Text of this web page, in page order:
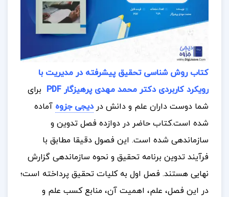
کتاب روش شناسی تحقیق پیشرفته در مدیریت با
رویکرد کاربردی دکتر محمد مهدی پرهیزگار PDF
برای
شما دوست داران علم و دانش دردیجی جزوه آماده
شده است.کتاب حاضر در دوازده فصل تدوین و
سازماندهی شده است. این فصول دقیقا مطابق با
فرآیند تدوین برنامه تحقیق و نحوه سازماندهی گزارش
نهایی هستند. فصل اول به کلیات تحقیق پرداخته است؛
در این فصل، علم، اهمیت آن، منابع کسب علم و